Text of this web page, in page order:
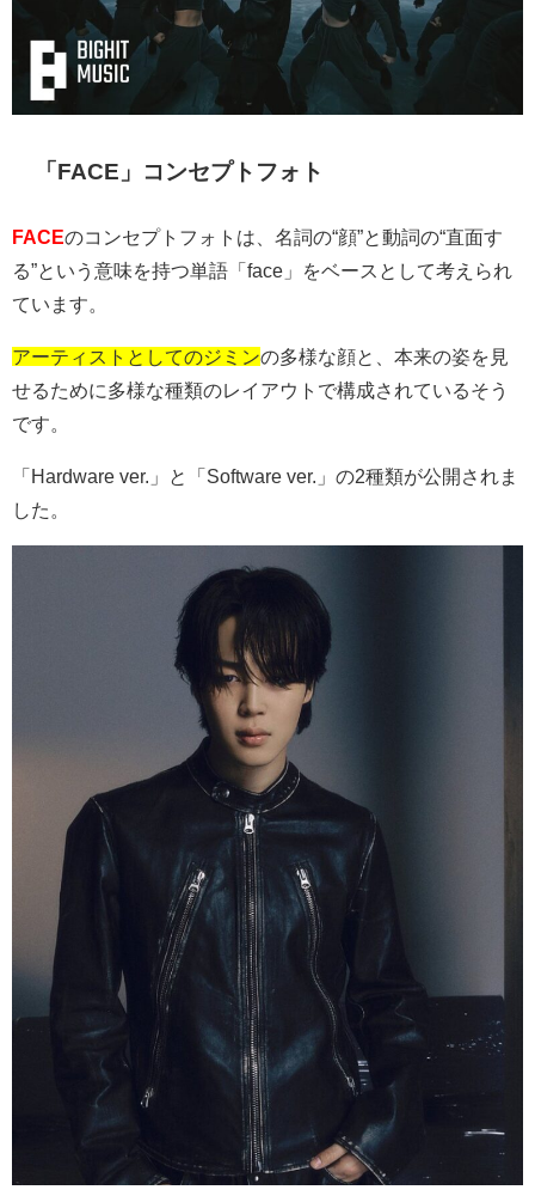
「FACE」コンセプトフォト
FACEのコンセプトフォトは、名詞の“顔”と動詞の“直面す
る”という意味を持つ単語「 face 」をベースとして考えられ
ています。
アーティストとしてのジミンの多様な顔と、本来の姿を見
せるために多様な種類のレイアウトで構成されているそう
です。
「Hardware ver.」と「Software ver.」の2種類が公開されま
した。